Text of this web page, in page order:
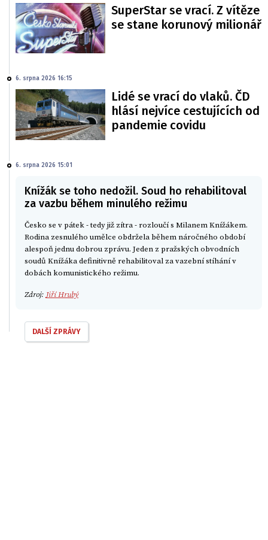
SuperStar se vrací. Z vítěze
se stane korunový milionář
6. srpna 2026 16:15
Lidé se vrací do vlaků. ČD
hlásí nejvíce cestujících od
pandemie covidu
6. srpna 2026 15:01
Knížák se toho nedožil. Soud ho rehabilitoval
za vazbu během minulého režimu
Česko se v pátek - tedy již zítra - rozloučí s Milanem Knížákem.
Rodina zesnulého umělce obdržela během náročného období
alespoň jednu dobrou zprávu. Jeden z pražských obvodních
soudů Knížáka definitivně rehabilitoval za vazební stíhání v
dobách komunistického režimu.
Zdroj: Jiří Hrubý
DALŠÍ ZPRÁVY